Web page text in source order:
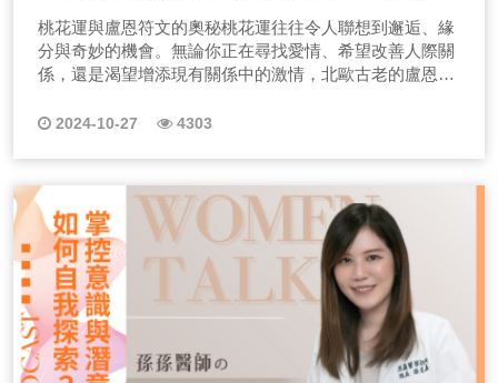
桃花運一定要認識的三大符文運用方
針！
桃花運與盧恩符文的奧秘桃花運往往令人聯想到邂逅、緣
分與奇妙的機會。無論你正在尋找愛情、希望改善人際關
係，還是渴望增添現有關係中的激情，北歐古老的盧恩符
天，我將介紹幾個有助於提升愛情運與桃花運的盧恩符
2024-10-27 4303